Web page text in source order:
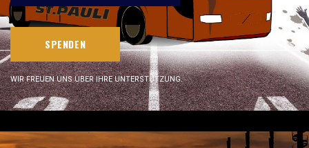
SPENDEN
WIR FREUEN UNS ÜBER IHRE UNTERSTÜTZUNG.